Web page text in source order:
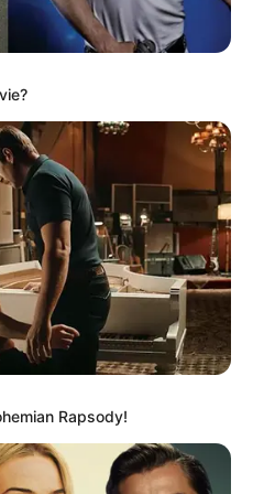
del Banco de Alimentos
darle una mano a los más
Rapsody!